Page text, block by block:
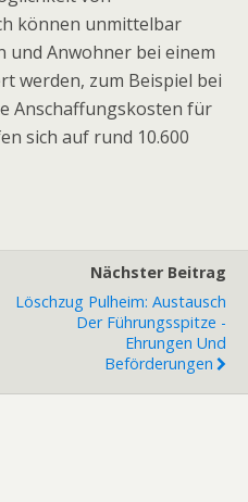
können unmittelbar
Anwohner bei einem
werden, zum Beispiel bei
Anschaffungskosten für
sich auf rund 10.600
Nächster Beitrag
Löschzug Pulheim: Austausch
Der Führungsspitze -
Ehrungen Und
Beförderungen